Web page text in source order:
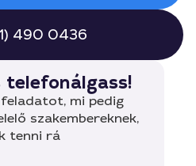
490 0436
telefonálgass!
mi pedig
szakembereknek,
tenni rá